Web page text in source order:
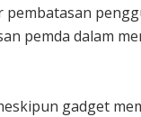
pemda dalam
gadget